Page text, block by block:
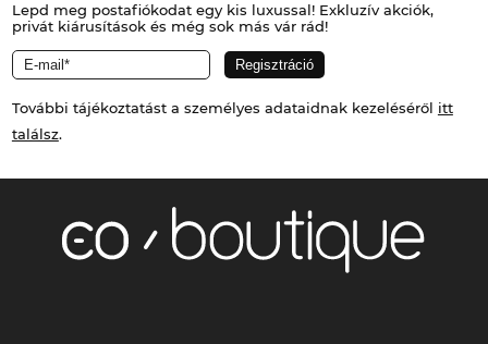
Lepd meg postafiókodat egy kis luxussal! Exkluzív akciók,
privát kiárusítások és még sok más vár rád!
További tájékoztatást a személyes adataidnak kezeléséről itt
találsz.